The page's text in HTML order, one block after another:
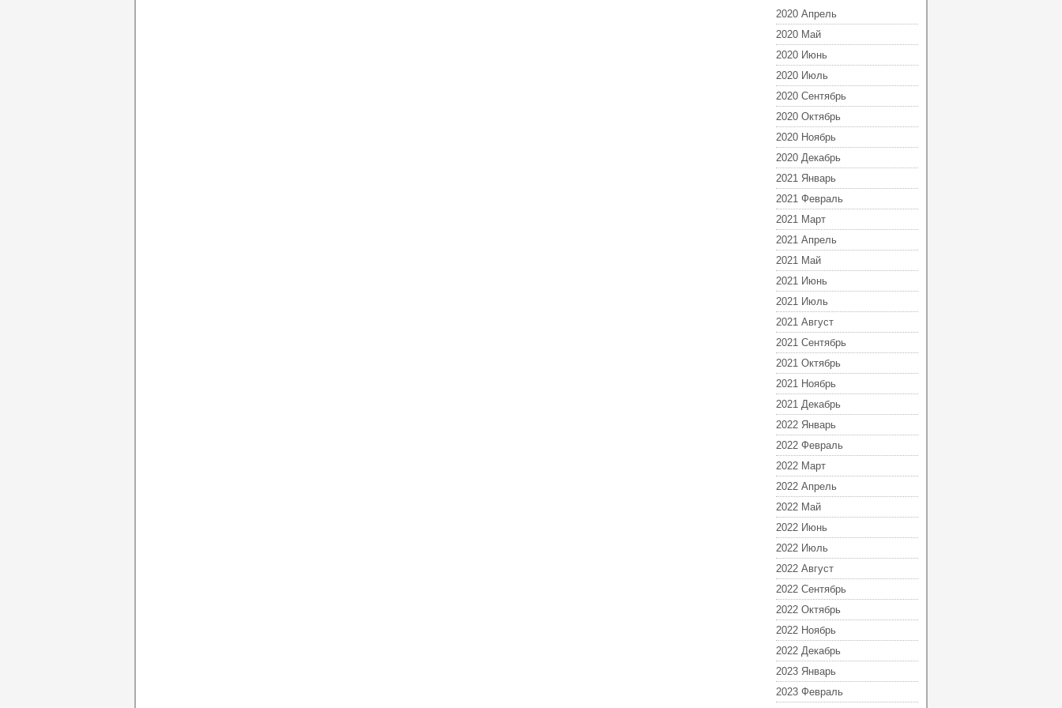
2020 Апрель
2020 Май
2020 Июнь
2020 Июль
2020 Сентябрь
2020 Октябрь
2020 Ноябрь
2020 Декабрь
2021 Январь
2021 Февраль
2021 Март
2021 Апрель
2021 Май
2021 Июнь
2021 Июль
2021 Август
2021 Сентябрь
2021 Октябрь
2021 Ноябрь
2021 Декабрь
2022 Январь
2022 Февраль
2022 Март
2022 Апрель
2022 Май
2022 Июнь
2022 Июль
2022 Август
2022 Сентябрь
2022 Октябрь
2022 Ноябрь
2022 Декабрь
2023 Январь
2023 Февраль